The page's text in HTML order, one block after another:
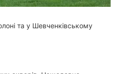
та у Шевченківському